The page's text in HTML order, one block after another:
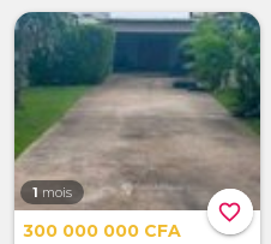
favorite_border
1 mois
300 000 000 CFA